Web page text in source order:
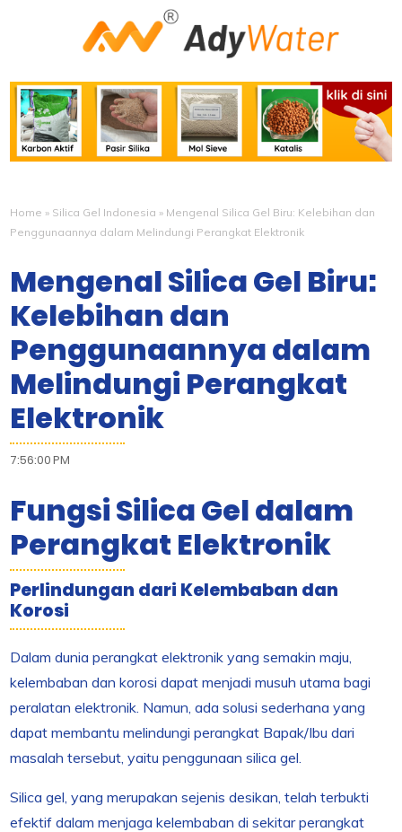
Home » Silica Gel Indonesia » Mengenal Silica Gel Biru: Kelebihan dan
Penggunaannya dalam Melindungi Perangkat Elektronik
Mengenal Silica Gel Biru:
Kelebihan dan
Penggunaannya dalam
Melindungi Perangkat
Elektronik
7:56:00 PM
Fungsi Silica Gel dalam
Perangkat Elektronik
Perlindungan dari Kelembaban dan
Korosi
Dalam dunia perangkat elektronik yang semakin maju,
kelembaban dan korosi dapat menjadi musuh utama bagi
peralatan elektronik. Namun, ada solusi sederhana yang
dapat membantu melindungi perangkat Bapak/Ibu dari
masalah tersebut, yaitu penggunaan silica gel.
Silica gel, yang merupakan sejenis desikan, telah terbukti
efektif dalam menjaga kelembaban di sekitar perangkat